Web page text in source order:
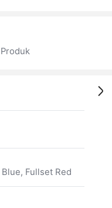
Produk
Fullset Red